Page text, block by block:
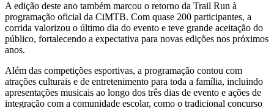
A edição deste ano também marcou o retorno da Trail Run à
programação oficial da CiMTB. Com quase 200 participantes, a
corrida valorizou o último dia do evento e teve grande aceitação do
público, fortalecendo a expectativa para novas edições nos próximos
anos.
Além das competições esportivas, a programação contou com
atrações culturais e de entretenimento para toda a família, incluindo
apresentações musicais ao longo dos três dias de evento e ações de
integração com a comunidade escolar, como o tradicional concurso